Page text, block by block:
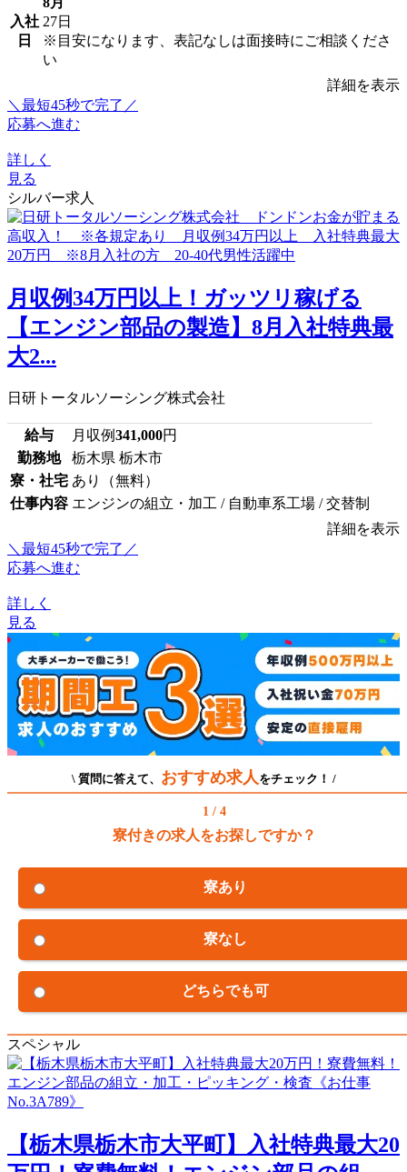
入社
日
27日
※目安になります、表記なしは面接時にご相談くださ
い
詳細を表示
＼最短45秒で完了／
応募へ進む
詳しく
見る
シルバー求人
月収例34万円以上！ガッツリ稼げる
【エンジン部品の製造】8月入社特典最
大2...
日研トータルソーシング株式会社
給与 月収例341,000円
勤務地
栃木県 栃木市
寮・社宅 あり（無料）
仕事内容 エンジンの組立・加工 / 自動車系工場 / 交替制
詳細を表示
＼最短45秒で完了／
応募へ進む
詳しく
見る
\ 質問に答えて、 おすすめ求人 をチェック！ /
1 / 4
寮付きの求人をお探しですか？
寮あり
寮なし
どちらでも可
スペシャル
【栃木県栃木市大平町】入社特典最大20